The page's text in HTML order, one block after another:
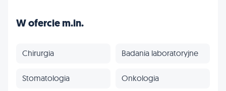
W ofercie m.in.
Chirurgia Badania laboratoryjne
Stomatologia Onkologia